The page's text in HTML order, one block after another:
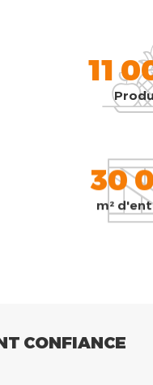
11
30
m²
CONFIANCE